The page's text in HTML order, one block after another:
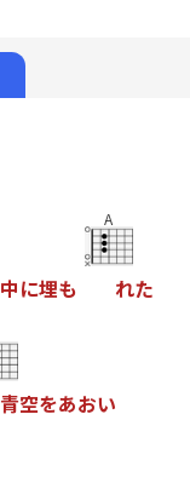
中に埋も
A
れた
青空をあおい